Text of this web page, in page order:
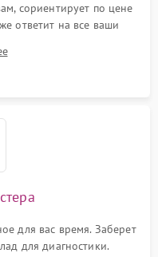
сориентирует по цене
ответит на все ваши
для вас время. Заберет
для диагностики.